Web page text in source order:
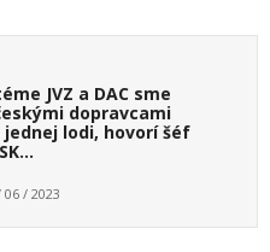
JVZ a DAC sme
dopravcami
jednej lodi, hovorí šéf
06 / 2023